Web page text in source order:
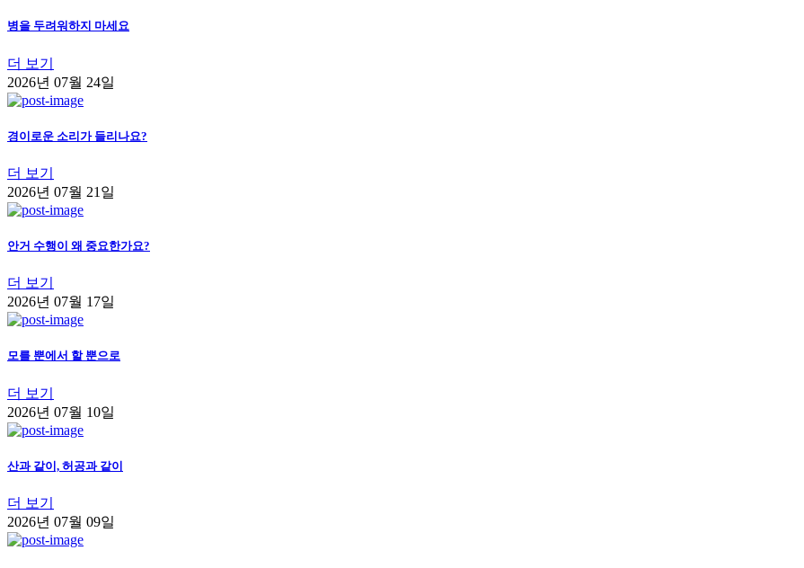
병을 두려워하지 마세요
더 보기
2026년 07월 24일
경이로운 소리가 들리나요?
더 보기
2026년 07월 21일
안거 수행이 왜 중요한가요?
더 보기
2026년 07월 17일
모를 뿐에서 할 뿐으로
더 보기
2026년 07월 10일
산과 같이, 허공과 같이
더 보기
2026년 07월 09일